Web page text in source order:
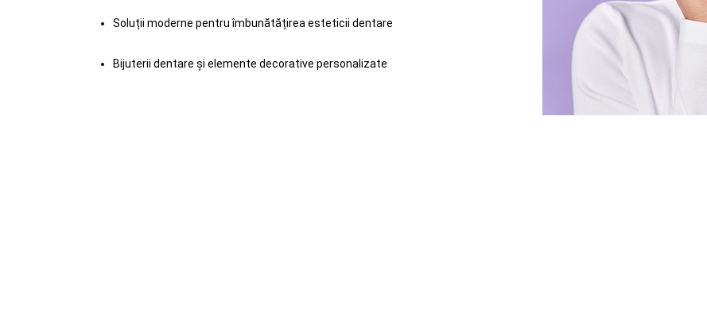
Soluții moderne pentru îmbunătățirea esteticii dentare
Bijuterii dentare și elemente decorative personalizate